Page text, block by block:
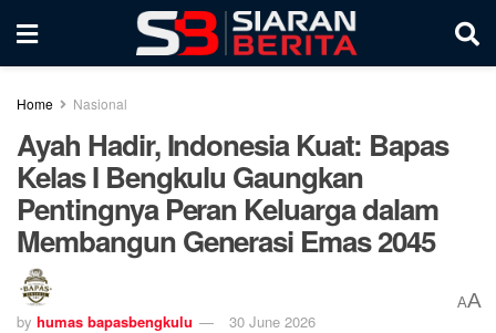
Home Nasional
Ayah Hadir, Indonesia Kuat: Bapas
Kelas I Bengkulu Gaungkan
Pentingnya Peran Keluarga dalam
Membangun Generasi Emas 2045
by humas bapasbengkulu 30 June 2026
AA